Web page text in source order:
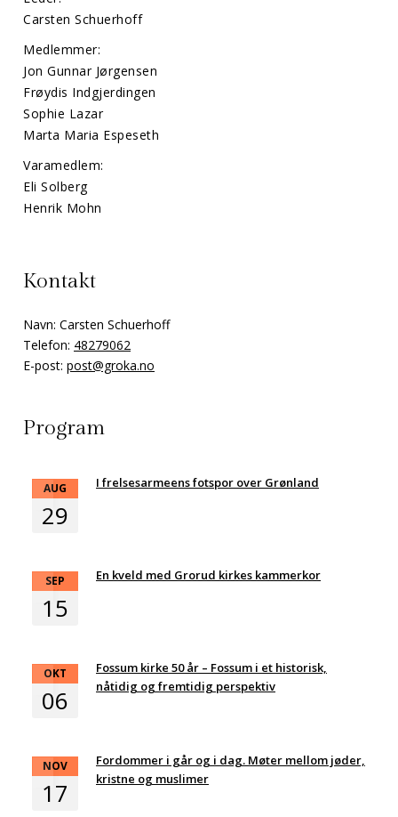
Carsten Schuerhoff
Medlemmer:
Jon Gunnar Jørgensen
Frøydis Indgjerdingen
Sophie Lazar
Marta Maria Espeseth
Varamedlem:
Eli Solberg
Henrik Mohn
Kontakt
Navn: Carsten Schuerhoff
Telefon: 48279062
E-post: post@groka.no
Program
AUG
29
I frelsesarmeens fotspor over Grønland
SEP
15
En kveld med Grorud kirkes kammerkor
OKT
06
Fossum kirke 50 år – Fossum i et historisk,
nåtidig og fremtidig perspektiv
NOV
17
Fordommer i går og i dag. Møter mellom jøder,
kristne og muslimer